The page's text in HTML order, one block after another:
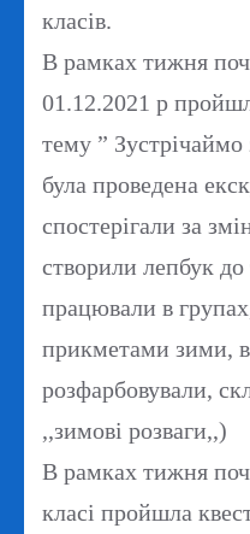
класів.
В рамках тижня
01.12.2021 р
тему ”
була проведена
спостерігали за
створили лепбук
працювали в
прикметами зими,
розфарбовували,
,,зимові розваги,,)
В рамках тижня
класі пройшла